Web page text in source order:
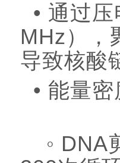
• 通过
MHz），
导致核
• 能量
◦ DNA